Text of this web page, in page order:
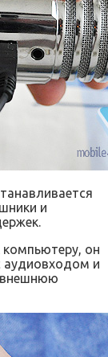
и
он
аудиовходом и
внешнюю